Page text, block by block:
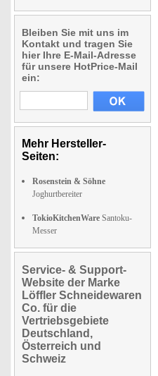
Bleiben Sie mit uns im
Kontakt und tragen Sie
hier Ihre E-Mail-Adresse
für unsere HotPrice-Mail
ein:
Mehr Hersteller-
Seiten:
Rosenstein & Söhne
Joghurtbereiter
TokioKitchenWare Santoku-
Messer
Service- & Support-
Website der Marke
Löffler Schneidewaren
Co. für die
Vertriebsgebiete
Deutschland,
Österreich und
Schweiz